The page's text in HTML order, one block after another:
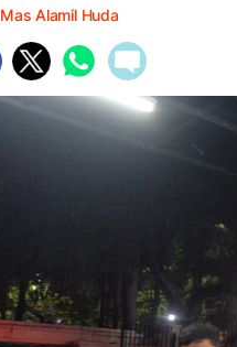
Mas Alamil Huda